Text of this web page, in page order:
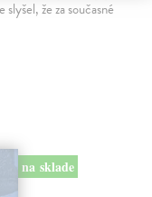
že za současné
na sklade